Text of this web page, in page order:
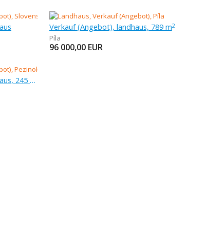
Verkauf (Angebot), landhaus, 789 m2
Píla
96 000,00 EUR
Verkauf (Angebot), einfamilienhaus, 245 m